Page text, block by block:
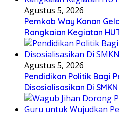
Agustus 5, 2026
Pemkab Way Kanan
Rangkaian Kegiatan
Agustus 5, 2026
Pendidikan Politik Bagi
Disosialisasikan Di